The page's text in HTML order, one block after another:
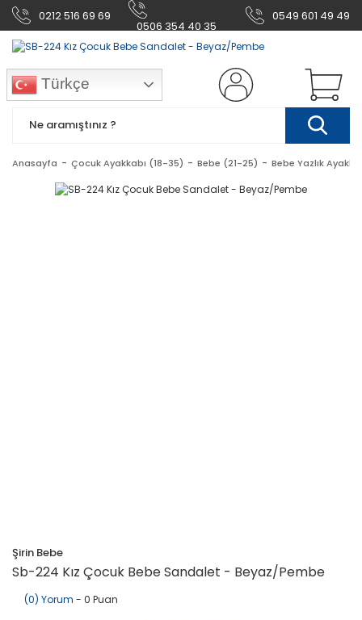
0212 516 69 69
0506 354 40 35
0549 601 49 49
Türkçe
Anasayfa Çocuk Ayakkabı (18-35) Bebe (21-25) Bebe Yazlık
Şirin Bebe
Sb-224 Kız Çocuk Bebe Sandalet - Beyaz/Pembe
(0) Yorum - 0 Puan